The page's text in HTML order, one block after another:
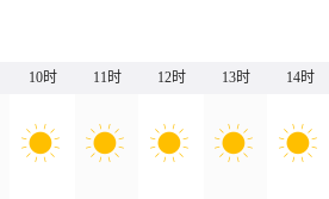
10时 11时 12时 13时 14时